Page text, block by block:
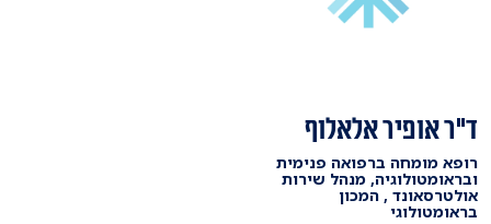
ד"ר אופיר אלאלוף
רופא מומחה ברפואה פנימית
ובראומטולוגיה, מנהל שירות
אולטרסאונד , המכון
בראומטולוגי